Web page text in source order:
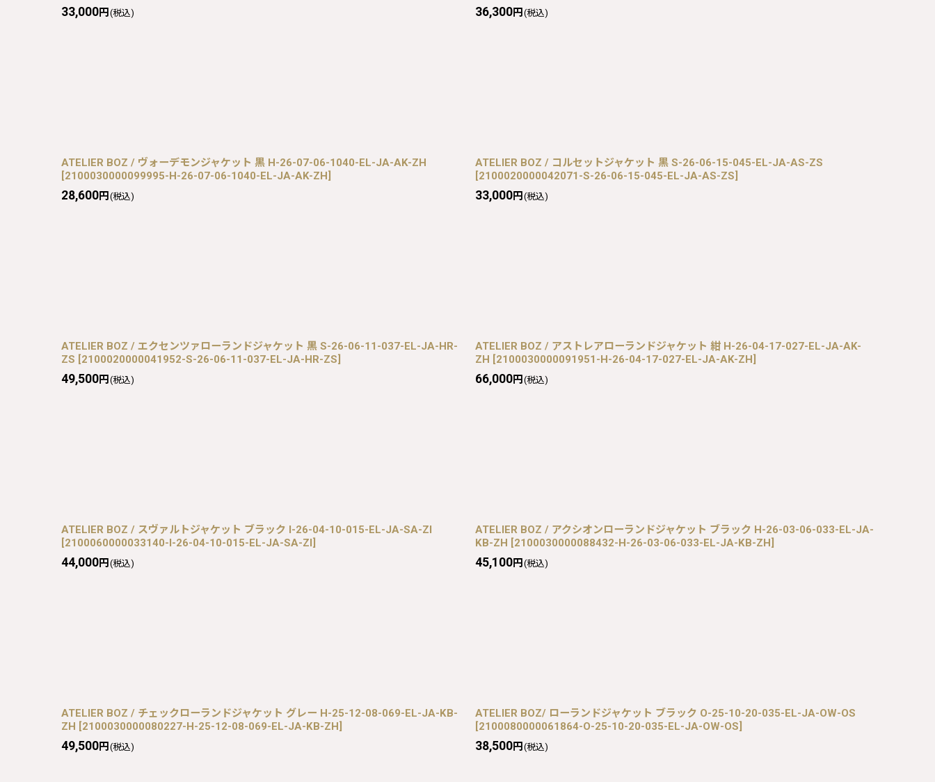
33,000円 (税込) 36,300円 (税込)
ATELIER BOZ / ヴォーデモンジャケット 黒 H-26-07-06-1040-EL-JA-AK-ZH
[2100030000099995-H-26-07-06-1040-EL-JA-AK-ZH]
28,600円 (税込)
ATELIER BOZ / コルセットジャケット 黒 S-26-06-15-045-EL-JA-AS-ZS
[2100020000042071-S-26-06-15-045-EL-JA-AS-ZS]
33,000円 (税込)
ATELIER BOZ / エクセンツァローランドジャケット 黒 S-26-06-11-037-EL-JA-HR-
ZS [2100020000041952-S-26-06-11-037-EL-JA-HR-ZS]
49,500円 (税込)
ATELIER BOZ / アストレアローランドジャケット 紺 H-26-04-17-027-EL-JA-AK-
ZH [2100030000091951-H-26-04-17-027-EL-JA-AK-ZH]
66,000円 (税込)
ATELIER BOZ / スヴァルトジャケット ブラック I-26-04-10-015-EL-JA-SA-ZI
[2100060000033140-I-26-04-10-015-EL-JA-SA-ZI]
44,000円 (税込)
ATELIER BOZ / アクシオンローランドジャケット ブラック H-26-03-06-033-EL-JA-
KB-ZH [2100030000088432-H-26-03-06-033-EL-JA-KB-ZH]
45,100円 (税込)
ATELIER BOZ / チェックローランドジャケット グレー H-25-12-08-069-EL-JA-KB-
ZH [2100030000080227-H-25-12-08-069-EL-JA-KB-ZH]
49,500円 (税込)
ATELIER BOZ/ ローランドジャケット ブラック O-25-10-20-035-EL-JA-OW-OS
[2100080000061864-O-25-10-20-035-EL-JA-OW-OS]
38,500円 (税込)